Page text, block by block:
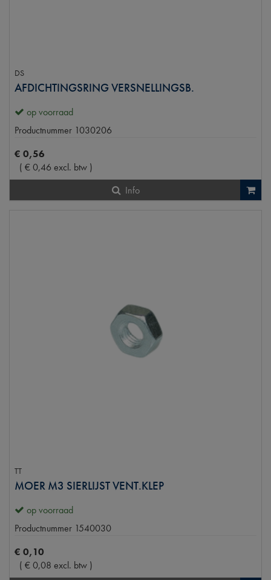
DS
AFDICHTINGSRING VERSNELLINGSB.
op voorraad
Productnummer 1030206
€ 0,56
( €0,46 excl. btw )
Info
TT
MOER M3 SIERLIJST VENT.KLEP
op voorraad
Productnummer 1540030
€ 0,10
( €0,08 excl. btw )